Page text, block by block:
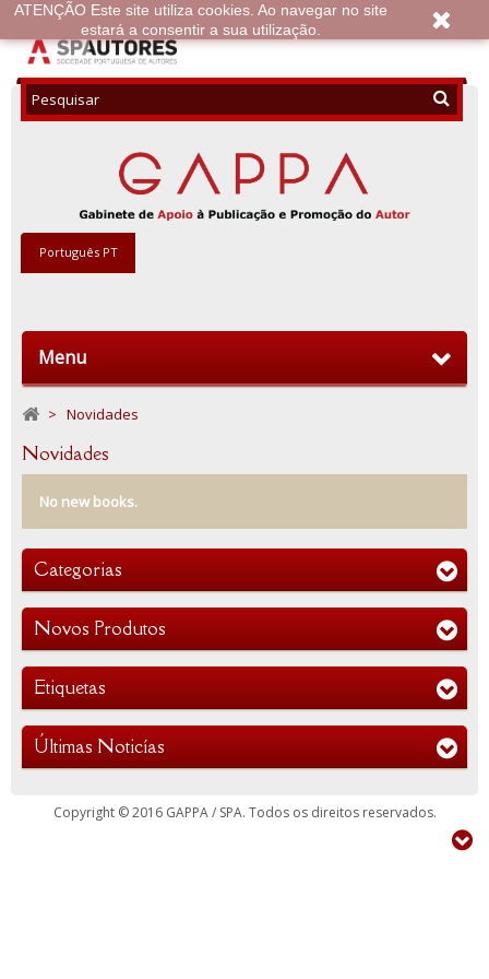
Menu
Português PT
> Novidades
Novidades
No new books.
Categorias
Novos Produtos
Etiquetas
Últimas Noticías
Copyright © 2016 GAPPA / SPA. Todos os direitos reservados.
ATENÇÃO Este site utiliza cookies. Ao navegar no site
estará a consentir a sua utilização.